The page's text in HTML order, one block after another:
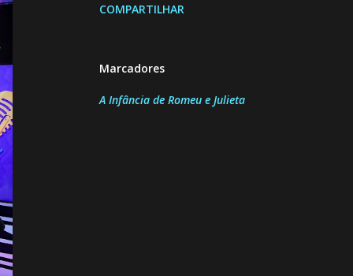
COMPARTILHAR
Marcadores
A Infância de Romeu e Julieta